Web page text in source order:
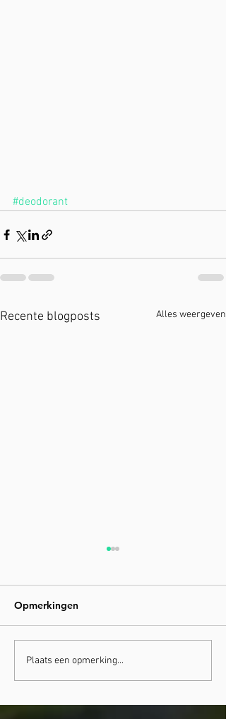
#deodorant
Recente blogposts Alles weergeven
'Natuurlijk vruchtbaar'
Opmerkingen
Plaats een opmerking...